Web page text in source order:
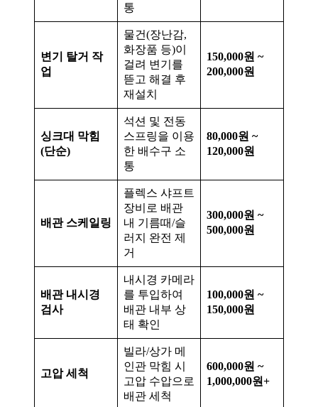
통
변기 탈거 작
업
물건(장난감,
화장품 등)이
걸려 변기를
뜯고 해결 후
재설치
150,000원 ~
200,000원
싱크대 막힘
(단순)
석션 및 전동
스프링을 이용
한 배수구 소
통
80,000원 ~
120,000원
배관 스케일링
플렉스 샤프트
장비로 배관
내 기름때/슬
러지 완전 제
거
300,000원 ~
500,000원
배관 내시경
검사
내시경 카메라
를 투입하여
배관 내부 상
태 확인
100,000원 ~
150,000원
고압 세척
빌라/상가 메
인관 막힘 시
고압 수압으로
배관 세척
600,000원 ~
1,000,000원+